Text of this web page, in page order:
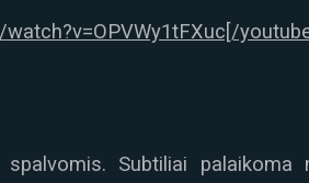
Subtiliai palaikoma